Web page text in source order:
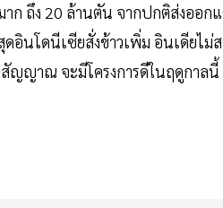
าก ถึง 20 ล้านตัน จากปกติส่งออ
อินโดนีเซียสั่งข้าวเพิ่ม อินเดียไม่
ญญาณ จะมีโครงการดีในฤดูกาลนี้